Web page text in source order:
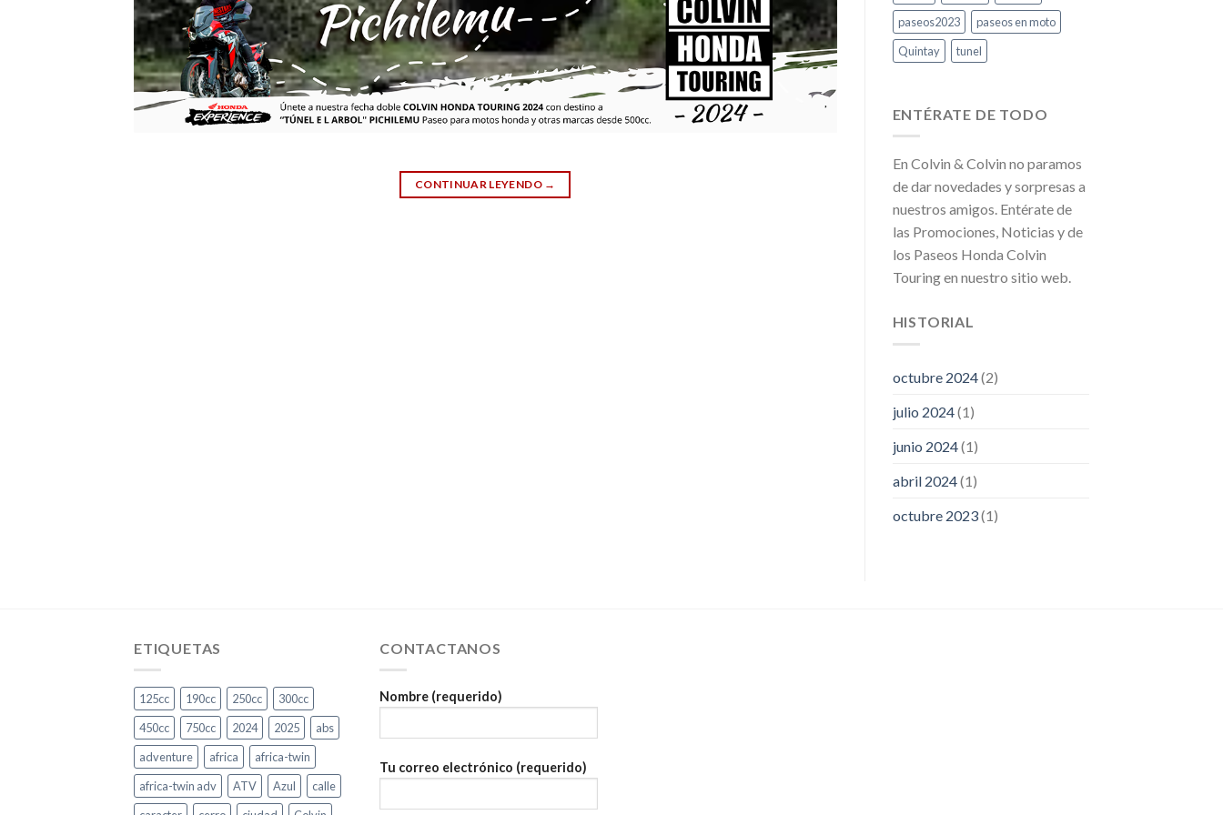
CONTINUAR LEYENDO →
paseos2023
paseos en moto
Quintay
tunel
ENTÉRATE DE TODO
En Colvin & Colvin no paramos
de dar novedades y sorpresas a
nuestros amigos. Entérate de
las Promociones, Noticias y de
los Paseos Honda Colvin
Touring en nuestro sitio web.
HISTORIAL
octubre 2024(2)
julio 2024(1)
junio 2024(1)
abril 2024(1)
octubre 2023(1)
ETIQUETAS
125cc 190cc 250cc
300cc
450cc
750cc 2024 2025
abs
adventure
africa
africa-twin
africa-twin adv
ATV Azul
calle
CONTACTANOS
Nombre (requerido)
Tu correo electrónico (requerido)